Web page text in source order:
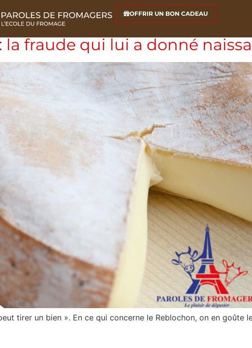
OFFRIR UN BON CADEAU
la fraude qui lui a donné
tirer un bien ». En ce qui concerne le Reblochon, on en goûte